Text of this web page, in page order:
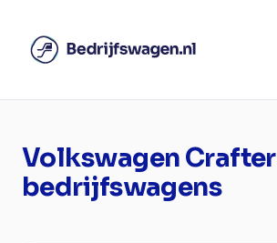
Volkswagen Crafter
bedrijfswagens